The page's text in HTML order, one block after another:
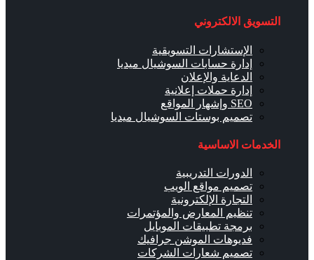
التسويق الالكتروني
الإستشارات التسويقية
إدارة حسابات السوشيال ميديا
الدعاية والإعلان
إدارة حملات إعلانية
SEO وإشهار المواقع
تصميم بوستات السوشيال ميديا
الخدمات الاساسية
الدورات التدريبية
تصميم مواقع الويب
التجارة الإلكترونية
تنظيم المعارض والمؤتمرات
برمجة تطبيقات الموبايل
فديوهات الموشن جرافيك
تصميم شعارات الشركات